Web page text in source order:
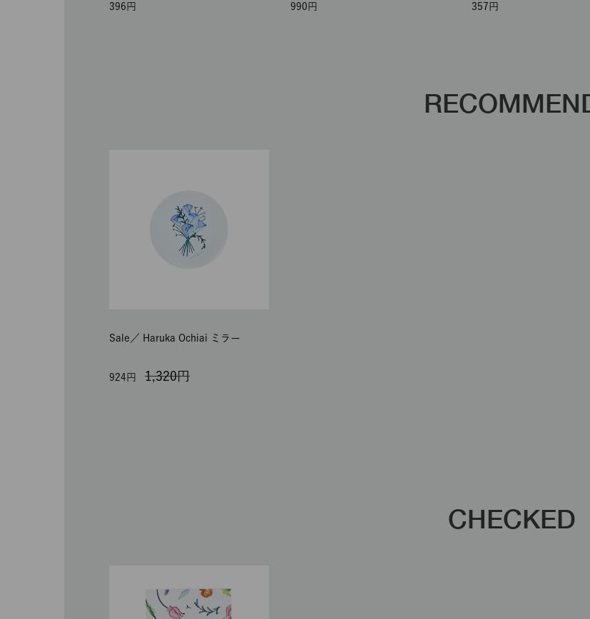
396 990 357
Sale／ Haruka Ochiai ミラー
1,320
924
CHECKED